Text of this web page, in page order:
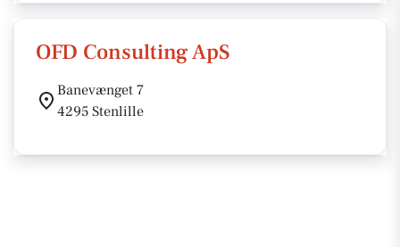
OFD Consulting ApS
Banevænget 7
4295 Stenlille